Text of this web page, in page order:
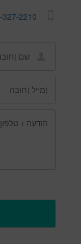
327-2210